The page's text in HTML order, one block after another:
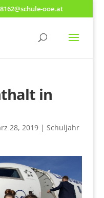
ooe.at
in
28, 2019| Schuljahr